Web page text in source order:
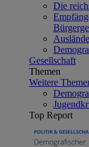
Die
Gesellschaft
Themen
Weitere
Top Report